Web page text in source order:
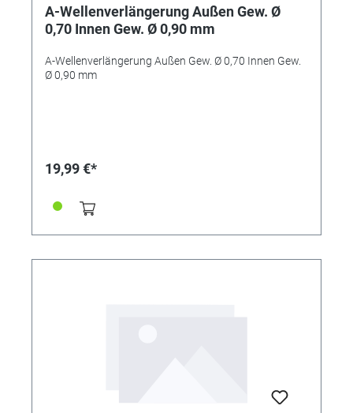
A-Wellenverlängerung Außen Gew. Ø
0,70 Innen Gew. Ø 0,90 mm
A-Wellenverlängerung Außen Gew. Ø 0,70 Innen Gew.
Ø 0,90 mm
19,99 €*